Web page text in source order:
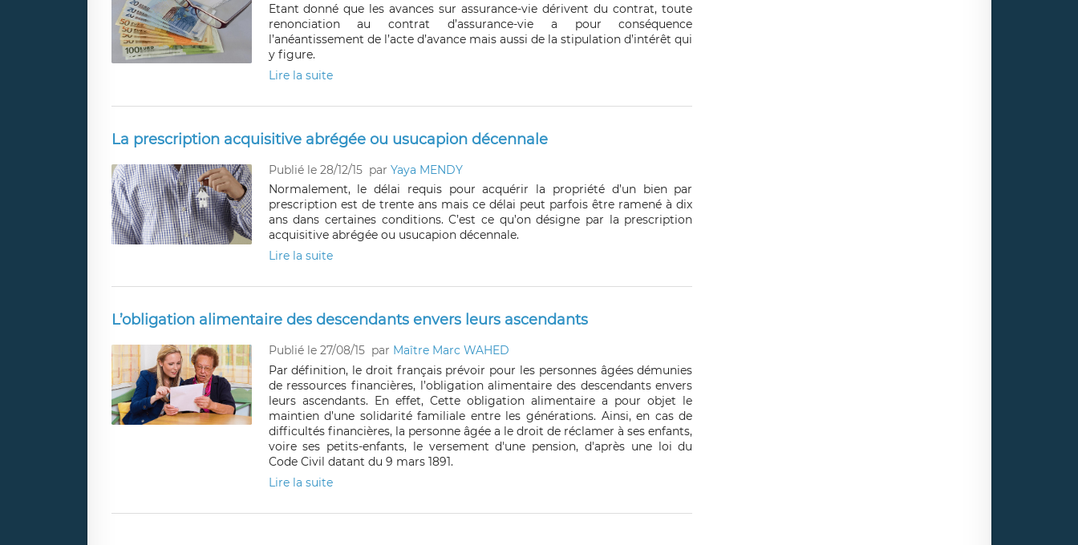
Etant donné que les avances sur assurance-vie dérivent du contrat, toute
renonciation au contrat d’assurance-vie a pour conséquence
l’anéantissement de l’acte d’avance mais aussi de la stipulation d’intérêt qui
y figure.
Lire la suite
La prescription acquisitive abrégée ou usucapion décennale
Publié le 28/12/15 par Yaya MENDY
Normalement, le délai requis pour acquérir la propriété d’un bien par
prescription est de trente ans mais ce délai peut parfois être ramené à dix
ans dans certaines conditions. C’est ce qu’on désigne par la prescription
acquisitive abrégée ou usucapion décennale.
Lire la suite
L’obligation alimentaire des descendants envers leurs ascendants
Publié le 27/08/15 par Maître Marc WAHED
Par définition, le droit français prévoir pour les personnes âgées démunies
de ressources financières, l’obligation alimentaire des descendants envers
leurs ascendants. En effet, Cette obligation alimentaire a pour objet le
maintien d’une solidarité familiale entre les générations. Ainsi, en cas de
difficultés financières, la personne âgée a le droit de réclamer à ses enfants,
voire ses petits-enfants, le versement d'une pension, d'après une loi du
Code Civil datant du 9 mars 1891.
Lire la suite